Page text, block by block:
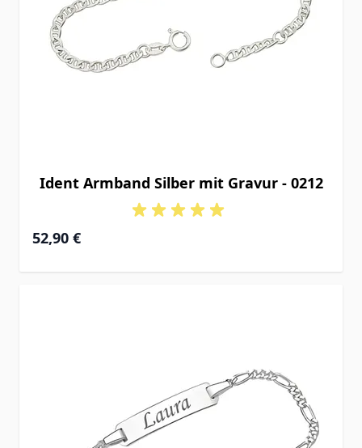
Ident Armband Silber mit Gravur - 0212
Ab
52,90 €